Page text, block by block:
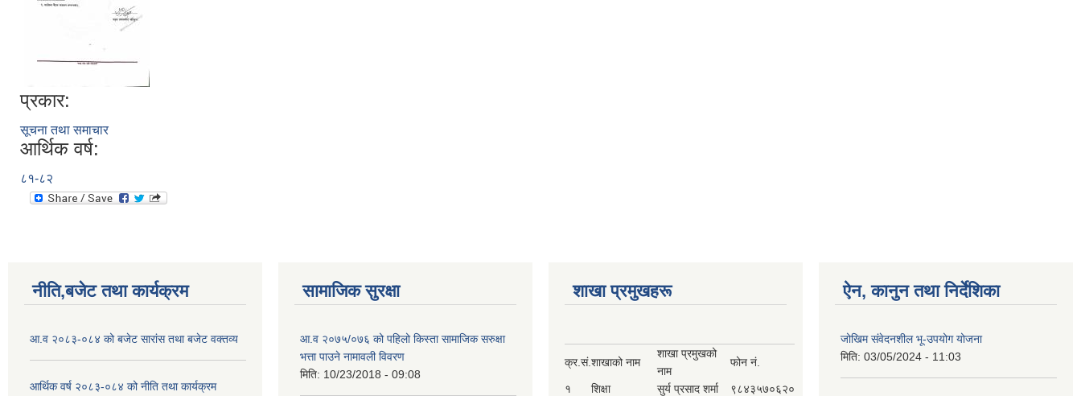
प्रकार:
सूचना तथा समाचार
आर्थिक वर्ष:
८१-८२
नीति,बजेट तथा कार्यक्रम
आ.व २०८३-०८४ को बजेट सारांस तथा बजेट वक्तव्य
आर्थिक वर्ष २०८३-०८४ को नीति तथा कार्यक्रम
सामाजिक सुरक्षा
आ.व २०७५/०७६ को पहिलो किस्ता सामाजिक सरुक्षा
भत्ता पाउने नामावली विवरण
मिति: 10/23/2018 - 09:08
शाखा प्रमुखहरू
क्र.सं.शाखाको नाम
शाखा प्रमुखको
नाम
फोन नं.
१ शिक्षा सुर्य प्रसाद शर्मा
९८४३५७०६२०
ऐन, कानुन तथा निर्देशिका
जोखिम संवेदनशील भू-उपयोग योजना
मिति: 03/05/2024 - 11:03